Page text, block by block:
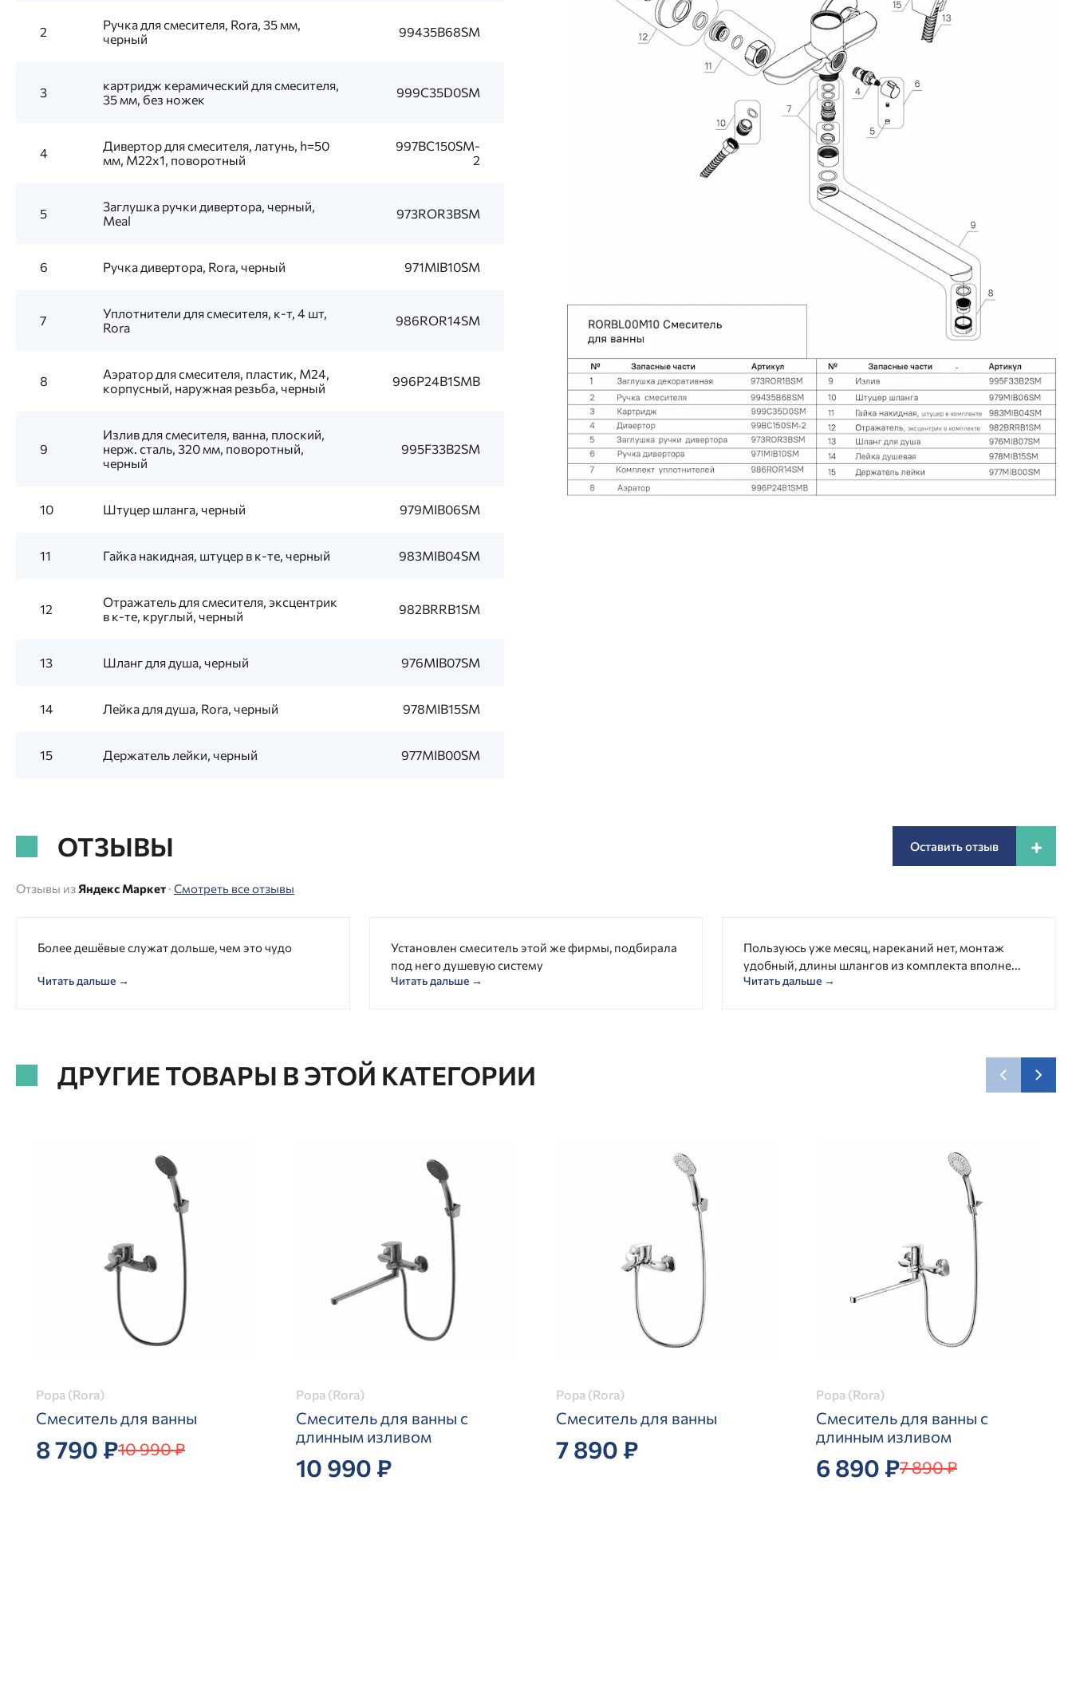
2
Ручка для смесителя, Rora, 35 мм,
черный
99435B68SM
3
картридж керамический для смесителя,
35 мм, без ножек
999C35D0SM
4
Дивертор для смесителя, латунь, h=50
мм, M22x1, поворотный
997BC150SM-
2
5
Заглушка ручки дивертора, черный,
Meal
973ROR3BSM
6 Ручка дивертора, Rora, черный 971MIB10SM
7
Уплотнители для смесителя, к-т, 4 шт,
Rora
986ROR14SM
8
Аэратор для смесителя, пластик, M24,
корпусный, наружная резьба, черный
996P24B1SMB
9
Излив для смесителя, ванна, плоский,
нерж. сталь, 320 мм, поворотный,
черный
995F33B2SM
10 Штуцер шланга, черный 979MIB06SM
11 Гайка накидная, штуцер в к-те, черный 983MIB04SM
12
Отражатель для смесителя, эксцентрик
в к-те, круглый, черный
982BRRB1SM
13 Шланг для душа, черный 976MIB07SM
14 Лейка для душа, Rora, черный 978MIB15SM
15 Держатель лейки, черный 977MIB00SM
ОТЗЫВЫ Оставить отзыв +
Отзывы из Яндекс Маркет · Смотреть все отзывы
Более дешёвые служат дольше, чем это чудо
Читать дальше →
Установлен смеситель этой же фирмы, подбирала
под него душевую систему
Читать дальше →
Пользуюсь уже месяц, нареканий нет, монтаж
удобный, длины шлангов из комплекта вполне...
Читать дальше →
ДРУГИЕ ТОВАРЫ В ЭТОЙ КАТЕГОРИИ
Рора (Rora)
Смеситель для ванны
8 790 ₽10 990 ₽
Рора (Rora)
Смеситель для ванны с
длинным изливом
10 990 ₽
Рора (Rora)
Смеситель для ванны
7 890 ₽
Рора (Rora)
Смеситель для ванны с
длинным изливом
6 890 ₽7 890 ₽